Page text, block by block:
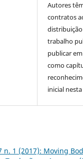
Autores
contratos
trabalho
publicar
como
inicial
n. 1 (2017): Moving